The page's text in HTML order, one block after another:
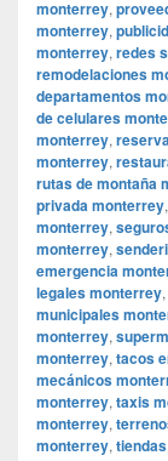
monterrey,
monterrey,
monterrey, redes
remodelaciones
departamentos
de celulares
monterrey,
monterrey,
rutas de montaña
privada monterrey,
monterrey,
monterrey,
emergencia
legales monterrey,
municipales
monterrey,
monterrey, tacos
mecánicos
monterrey, taxis
monterrey,
monterrey,